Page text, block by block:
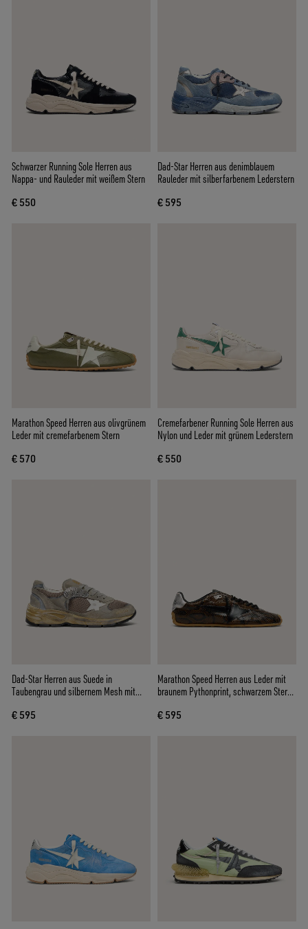
Schwarzer Running Sole Herren aus
Nappa- und Rauleder mit weißem Stern
€ 550
Dad-Star Herren aus denimblauem
Rauleder mit silberfarbenem Lederstern
€ 595
Marathon Speed Herren aus olivgrünem
Leder mit cremefarbenem Stern
€ 570
Cremefarbener Running Sole Herren aus
Nylon und Leder mit grünem Lederstern
€ 550
Dad-Star Herren aus Suede in
Taubengrau und silbernem Mesh mit
€ 595
Marathon Speed Herren aus Leder mit
braunem Pythonprint, schwarzem Stern
€ 595